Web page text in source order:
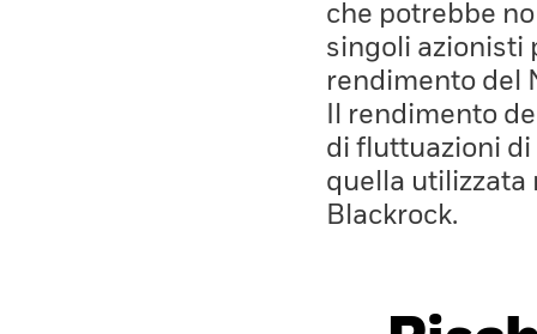
che potrebbe
singoli azionisti
rendimento del
Il rendimento
di fluttuazioni di
quella utilizzata
Blackrock.